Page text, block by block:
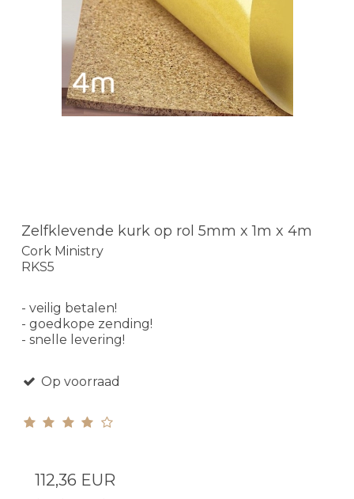
Zelfklevende kurk op rol 5mm x 1m x 4m
Cork Ministry
RKS5
- veilig betalen!
- goedkope zending!
- snelle levering!
Op voorraad
112,36 EUR